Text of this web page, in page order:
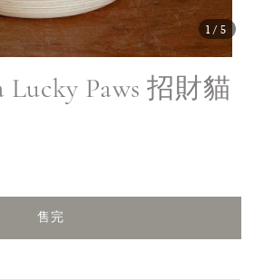
1 /5
Paws 招財貓
售完